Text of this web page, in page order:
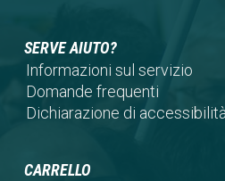
tab)
new
tab)
SERVE AIUTO?
Informazioni sul servizio
Domande frequenti
Dichiarazione di accessibilità
CARRELLO